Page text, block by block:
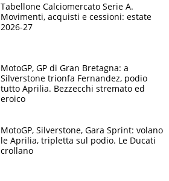
Tabellone Calciomercato Serie A.
Movimenti, acquisti e cessioni: estate
2026-27
MotoGP, GP di Gran Bretagna: a
Silverstone trionfa Fernandez, podio
tutto Aprilia. Bezzecchi stremato ed
eroico
MotoGP, Silverstone, Gara Sprint: volano
le Aprilia, tripletta sul podio. Le Ducati
crollano